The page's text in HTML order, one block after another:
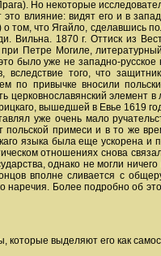
Но некоторые
влияние: видят его и в
что Ягайло, сделавшись
Вильна. 1870 г. Оттиск из
Петре Могиле,
уже не западно-русское
того, что
по привычке вносили
церковнославянский
вышедшей в Евье 1619
уже очень мало
польской примеси и в то же
языка была еще
отношениях снова
однако не могли
вполне сливается с
наречия. Более подробно об
которые выделяют его как